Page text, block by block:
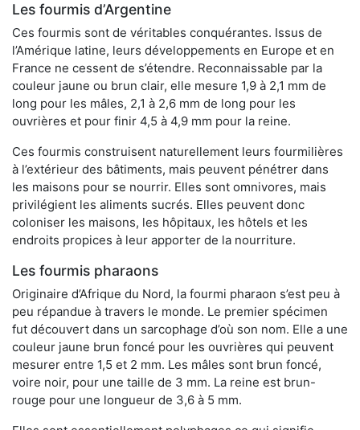
Les fourmis d’Argentine
Ces fourmis sont de véritables conquérantes. Issus de
l’Amérique latine, leurs développements en Europe et en
France ne cessent de s’étendre. Reconnaissable par la
couleur jaune ou brun clair, elle mesure 1,9 à 2,1 mm de
long pour les mâles, 2,1 à 2,6 mm de long pour les
ouvrières et pour finir 4,5 à 4,9 mm pour la reine.
Ces fourmis construisent naturellement leurs fourmilières
à l’extérieur des bâtiments, mais peuvent pénétrer dans
les maisons pour se nourrir. Elles sont omnivores, mais
privilégient les aliments sucrés. Elles peuvent donc
coloniser les maisons, les hôpitaux, les hôtels et les
endroits propices à leur apporter de la nourriture.
Les fourmis pharaons
Originaire d’Afrique du Nord, la fourmi pharaon s’est peu à
peu répandue à travers le monde. Le premier spécimen
fut découvert dans un sarcophage d’où son nom. Elle a une
couleur jaune brun foncé pour les ouvrières qui peuvent
mesurer entre 1,5 et 2 mm. Les mâles sont brun foncé,
voire noir, pour une taille de 3 mm. La reine est brun-
rouge pour une longueur de 3,6 à 5 mm.